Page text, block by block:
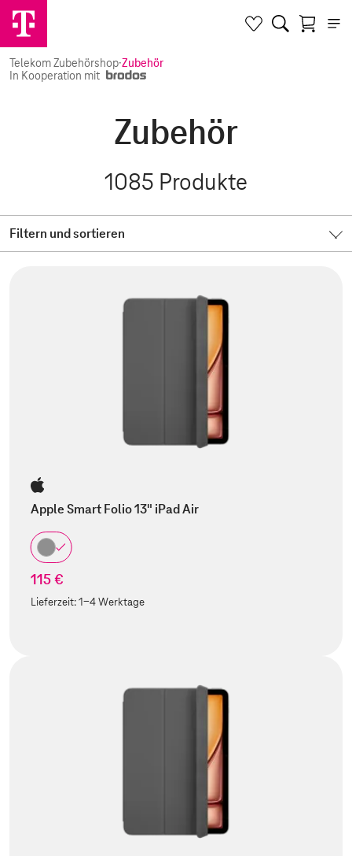
Telekom Zubehörshop·Zubehör
In Kooperation mit
Zubehör
1085 Produkte
Filtern und sortieren
Apple Smart Folio 13" iPad Air
115 €
Lieferzeit:1-4 Werktage